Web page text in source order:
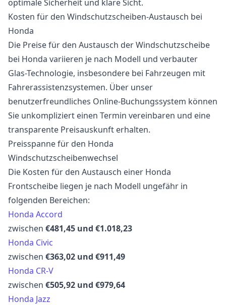
optimale Sicherheit und klare Sicht.
Kosten für den Windschutzscheiben-Austausch bei
Honda
Die Preise für den Austausch der Windschutzscheibe
bei Honda variieren je nach Modell und verbauter
Glas-Technologie, insbesondere bei Fahrzeugen mit
Fahrerassistenzsystemen. Über unser
benutzerfreundliches Online-Buchungssystem können
Sie unkompliziert einen Termin vereinbaren und eine
transparente Preisauskunft erhalten.
Preisspanne für den Honda
Windschutzscheibenwechsel
Die Kosten für den Austausch einer Honda
Frontscheibe liegen je nach Modell ungefähr in
folgenden Bereichen:
Honda Accord
zwischen €481,45 und €1.018,23
Honda Civic
zwischen €363,02 und €911,49
Honda CR-V
zwischen €505,92 und €979,64
Honda Jazz